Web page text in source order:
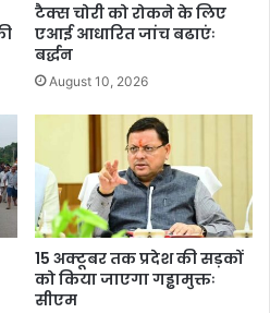
टैक्स चोरी को रोकने के लिए
एआई आधारित जांच बढाएंः
बर्द्धन
August 10, 2026
15 अक्टूबर तक प्रदेश की सड़कों
को किया जाएगा गड्ढामुक्तः
सीएम